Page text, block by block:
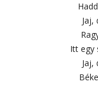
Jaj,
Itt egy
Jaj,